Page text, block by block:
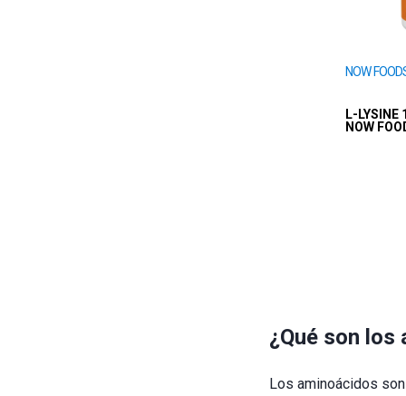
NOW
L-LYSINE
NOW
¿Qué son
Los aminoácidos